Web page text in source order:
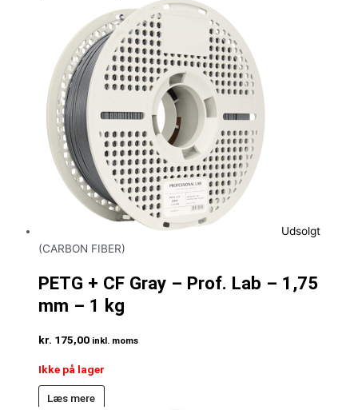
Udsolgt
(CARBON FIBER)
PETG + CF Gray – Prof. Lab – 1,75
mm – 1 kg
kr. 175,00 inkl. moms
Ikke på lager
Læs mere